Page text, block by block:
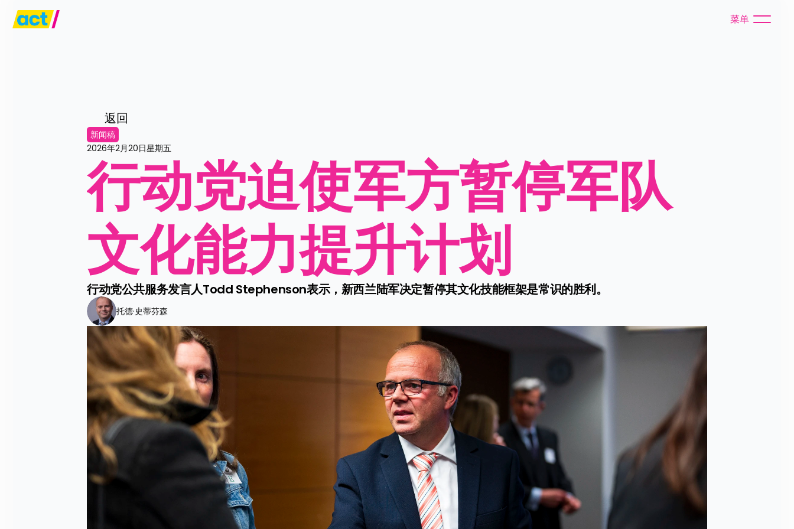
菜单
返回
新闻稿
2026年2月20日星期五
行动党迫使军方暂停军队
文化能力提升计划
行动党公共服务发言人Todd Stephenson表示，新西兰陆军决定暂停其文化技能框架是常识的胜利。
托德·史蒂芬森